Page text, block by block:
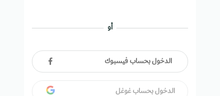
أو
الدخول بحساب فيسبوك
الدخول بحساب غوغل